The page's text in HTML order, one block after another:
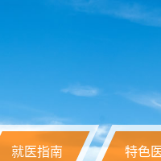
就医指南 特色